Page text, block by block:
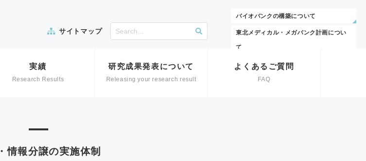
サイトマップ
バイオバンクの構築について
東北メディカル・メガバンク計画につい
て
実績
Research Results
研究成果発表について
Releasing your research result
よくあるご質問
FAQ
情報分譲の実施体制